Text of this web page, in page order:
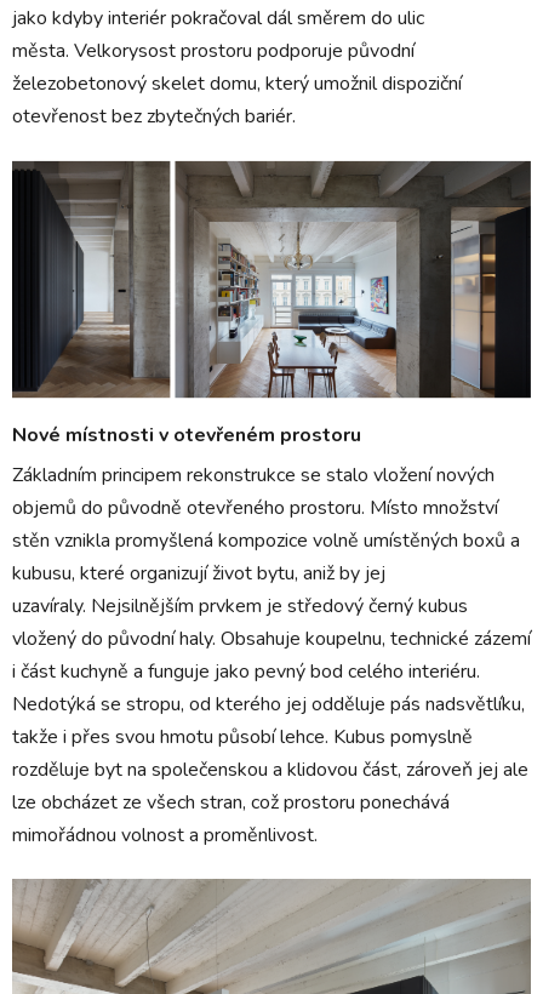
jako kdyby interiér pokračoval dál směrem do ulic
města. Velkorysost prostoru podporuje původní
železobetonový skelet domu, který umožnil dispoziční
otevřenost bez zbytečných bariér.
Nové místnosti v otevřeném prostoru
Základním principem rekonstrukce se stalo vložení nových
objemů do původně otevřeného prostoru. Místo množství
stěn vznikla promyšlená kompozice volně umístěných boxů a
kubusu, které organizují život bytu, aniž by jej
uzavíraly. Nejsilnějším prvkem je středový černý kubus
vložený do původní haly. Obsahuje koupelnu, technické zázemí
i část kuchyně a funguje jako pevný bod celého interiéru.
Nedotýká se stropu, od kterého jej odděluje pás nadsvětlíku,
takže i přes svou hmotu působí lehce. Kubus pomyslně
rozděluje byt na společenskou a klidovou část, zároveň jej ale
lze obcházet ze všech stran, což prostoru ponechává
mimořádnou volnost a proměnlivost.